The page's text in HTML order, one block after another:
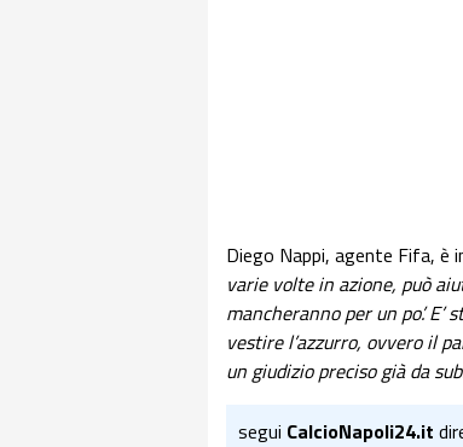
Diego Nappi, agente Fifa, è
varie volte in azione, può
mancheranno per un po’.
vestire l’azzurro, ovvero il
un giudizio preciso già da
segui CalcioNapoli24.it